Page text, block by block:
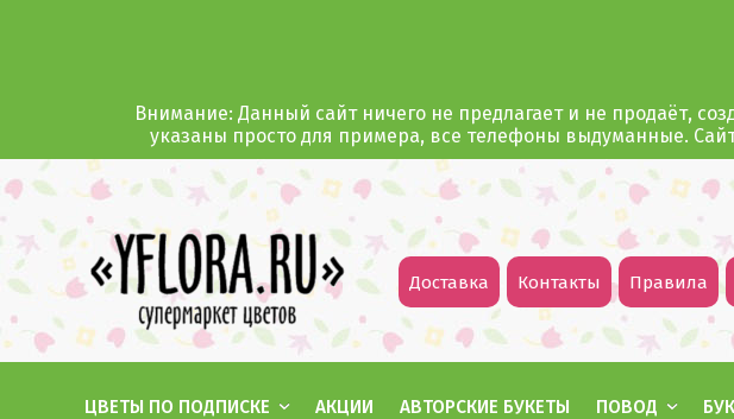
Внимание: Данный сайт ничего не предлагает и не продаёт,
указаны просто для примера, все телефоны выдуманные.
Доставка Контакты Правила
ЦВЕТЫ ПО ПОДПИСКЕ АКЦИИ АВТОРСКИЕ БУКЕТЫ ПОВОД